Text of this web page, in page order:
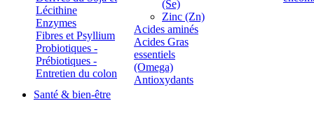
Lécithine
Enzymes
Fibres et Psyllium
Probiotiques -
Prébiotiques -
Entretien du colon
(Se)
Zinc (Zn)
Acides aminés
Acides Gras
essentiels
(Omega)
Antioxydants
Santé & bien-être